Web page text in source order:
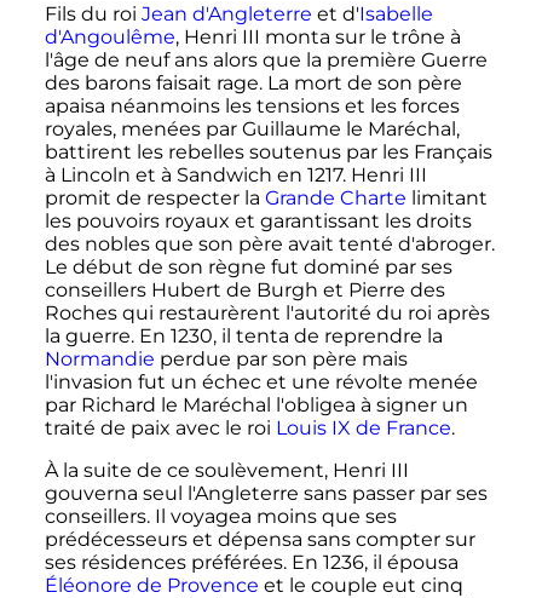
Fils du roi Jean d'Angleterre et d'Isabelle
d'Angoulême, Henri III monta sur le trône à
l'âge de neuf ans alors que la première Guerre
des barons faisait rage. La mort de son père
apaisa néanmoins les tensions et les forces
royales, menées par Guillaume le Maréchal,
battirent les rebelles soutenus par les Français
à Lincoln et à Sandwich en 1217. Henri III
promit de respecter la Grande Charte limitant
les pouvoirs royaux et garantissant les droits
des nobles que son père avait tenté d'abroger.
Le début de son règne fut dominé par ses
conseillers Hubert de Burgh et Pierre des
Roches qui restaurèrent l'autorité du roi après
la guerre. En 1230, il tenta de reprendre la
Normandie perdue par son père mais
l'invasion fut un échec et une révolte menée
par Richard le Maréchal l'obligea à signer un
traité de paix avec le roi Louis IX de France.
À la suite de ce soulèvement, Henri III
gouverna seul l'Angleterre sans passer par ses
conseillers. Il voyagea moins que ses
prédécesseurs et dépensa sans compter sur
ses résidences préférées. En 1236, il épousa
Éléonore de Provence et le couple eut cinq